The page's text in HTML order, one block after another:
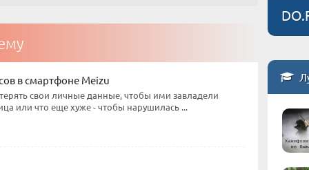
в смартфоне Meizu
свои личные данные, чтобы ими завладели
или что еще хуже - чтобы нарушилась ...